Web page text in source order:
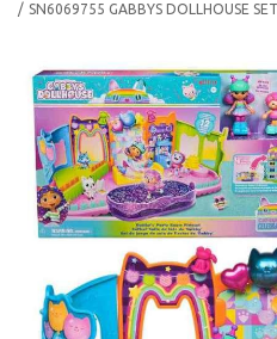
SN6069755 GABBYS DOLLHOUSE